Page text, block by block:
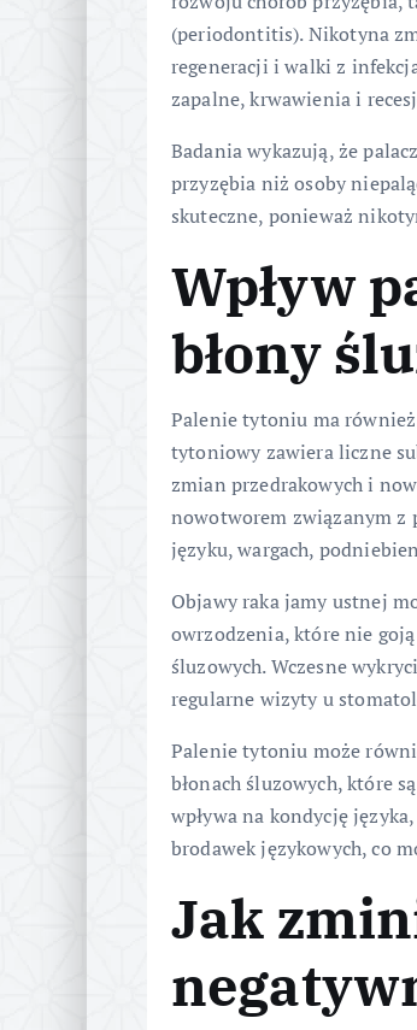
(periodontitis). Nikotyna
regeneracji i walki z
zapalne, krwawienia i
Badania wykazują, że
przyzębia niż osoby
skuteczne, ponieważ
Wpływ
błony
Palenie tytoniu ma
tytoniowy zawiera liczne
zmian przedrakowych i
nowotworem związanym z
języku, wargach,
Objawy raka jamy ustnej
owrzodzenia, które nie goją
śluzowych. Wczesne
regularne wizyty u
Palenie tytoniu może
błonach śluzowych, które
wpływa na kondycję
brodawek językowych, co
Jak